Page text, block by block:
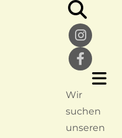
Wir
suchen
unseren